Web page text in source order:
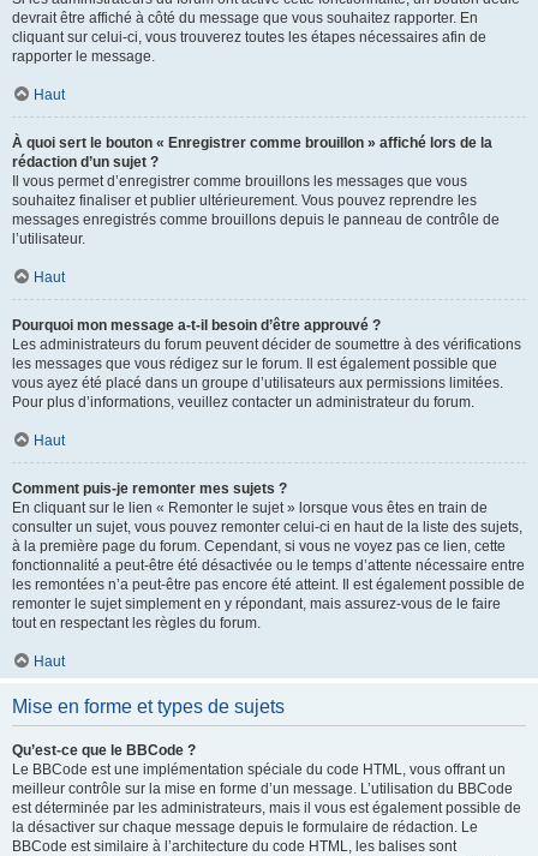
devrait être affiché à côté du message que vous souhaitez rapporter. En
cliquant sur celui-ci, vous trouverez toutes les étapes nécessaires afin de
rapporter le message.
Haut
À quoi sert le bouton « Enregistrer comme brouillon » affiché lors de la
rédaction d’un sujet ?
Il vous permet d’enregistrer comme brouillons les messages que vous
souhaitez finaliser et publier ultérieurement. Vous pouvez reprendre les
messages enregistrés comme brouillons depuis le panneau de contrôle de
l’utilisateur.
Haut
Pourquoi mon message a-t-il besoin d’être approuvé ?
Les administrateurs du forum peuvent décider de soumettre à des vérifications
les messages que vous rédigez sur le forum. Il est également possible que
vous ayez été placé dans un groupe d’utilisateurs aux permissions limitées.
Pour plus d’informations, veuillez contacter un administrateur du forum.
Haut
Comment puis-je remonter mes sujets ?
En cliquant sur le lien « Remonter le sujet » lorsque vous êtes en train de
consulter un sujet, vous pouvez remonter celui-ci en haut de la liste des sujets,
à la première page du forum. Cependant, si vous ne voyez pas ce lien, cette
fonctionnalité a peut-être été désactivée ou le temps d’attente nécessaire entre
les remontées n’a peut-être pas encore été atteint. Il est également possible de
remonter le sujet simplement en y répondant, mais assurez-vous de le faire
tout en respectant les règles du forum.
Haut
Mise en forme et types de sujets
Qu’est-ce que le BBCode ?
Le BBCode est une implémentation spéciale du code HTML, vous offrant un
meilleur contrôle sur la mise en forme d’un message. L’utilisation du BBCode
est déterminée par les administrateurs, mais il vous est également possible de
la désactiver sur chaque message depuis le formulaire de rédaction. Le
BBCode est similaire à l’architecture du code HTML, les balises sont